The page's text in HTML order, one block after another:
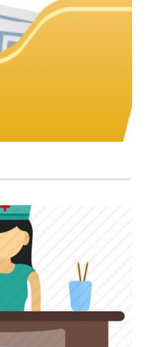
التفاصيل